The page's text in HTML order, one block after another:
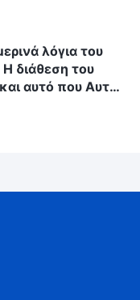
λόγια του
διάθεση του
αυτό που Αυτός